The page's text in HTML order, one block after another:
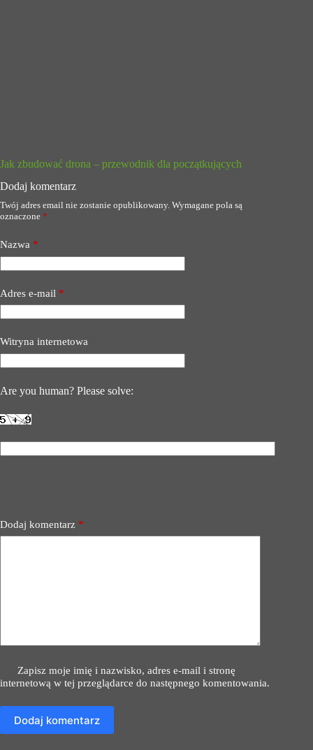
Jak zbudować drona – przewodnik dla początkujących
Dodaj komentarz
Twój adres email nie zostanie opublikowany. Wymagane pola są
oznaczone *
Nazwa *
Adres e-mail *
Witryna internetowa
Are you human? Please solve:
Dodaj komentarz *
Zapisz moje imię i nazwisko, adres e-mail i stronę
internetową w tej przeglądarce do następnego komentowania.
Dodaj komentarz